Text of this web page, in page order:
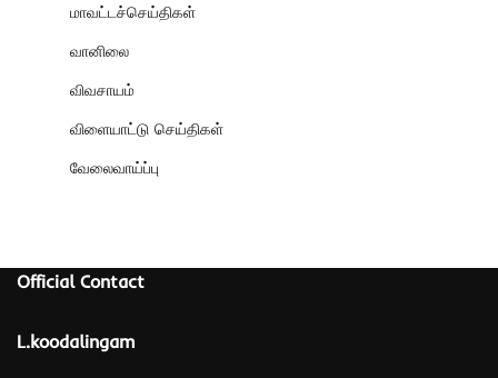
மாவட்டச்செய்திகள்
வானிலை
விவசாயம்
விளையாட்டு செய்திகள்
வேலைவாய்ப்பு
Official Contact
L.koodalingam